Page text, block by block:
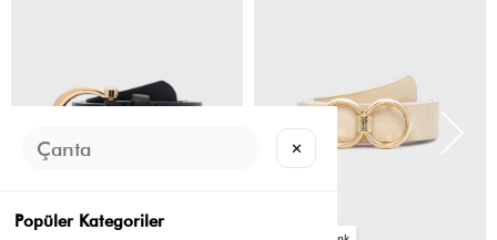
✕
Popüler Kategoriler